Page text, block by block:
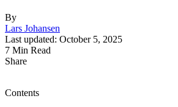
By
Lars Johansen
Last updated: October 5, 2025
7 Min Read
Share
Contents